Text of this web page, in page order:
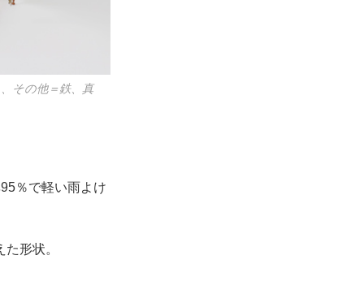
その他＝鉄、真
％で軽い雨よけ
形状。